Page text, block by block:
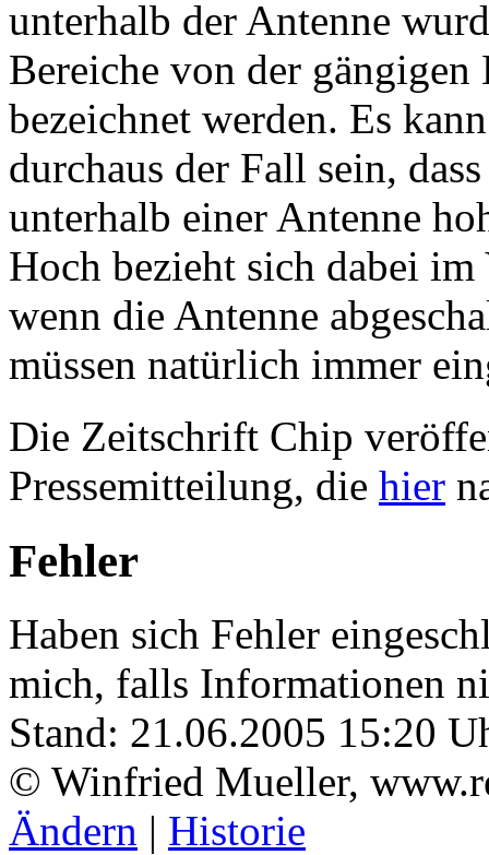
unterhalb der Antenne
Bereiche von der
bezeichnet werden. Es
durchaus der Fall sein,
unterhalb einer Antenne
Hoch bezieht sich dabei
wenn die Antenne
müssen natürlich immer
Die Zeitschrift Chip
Pressemitteilung, die hier
Fehler
Haben sich Fehler
mich, falls Informationen
Stand: 21.06.2005 15:20
© Winfried Mueller,
Ändern | Historie